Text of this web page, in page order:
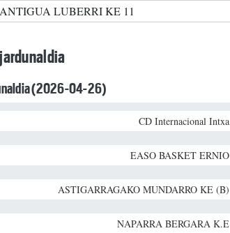
ANTIGUA LUBERRI KE 11
(2026-04-26)
CD Internacional Intxa
EASO BASKET ERNIO
ASTIGARRAGAKO MUNDARRO KE (B)
NAPARRA BERGARA K.E